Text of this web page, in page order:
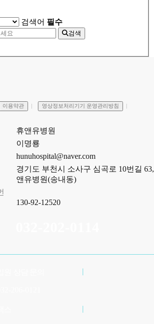
검색어 필수
검색
이용약관
영상정보처리기기 운영관리방침
휴앤유병원
이명룡
hunuhospital@naver.com
경기도 부천시 소사구 심곡로 10번길
앤유병원(송내동)
130-92-12520